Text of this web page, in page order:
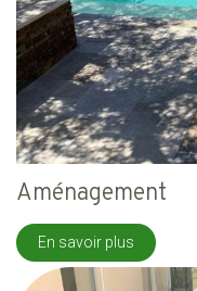
Aménagement
En savoir plus